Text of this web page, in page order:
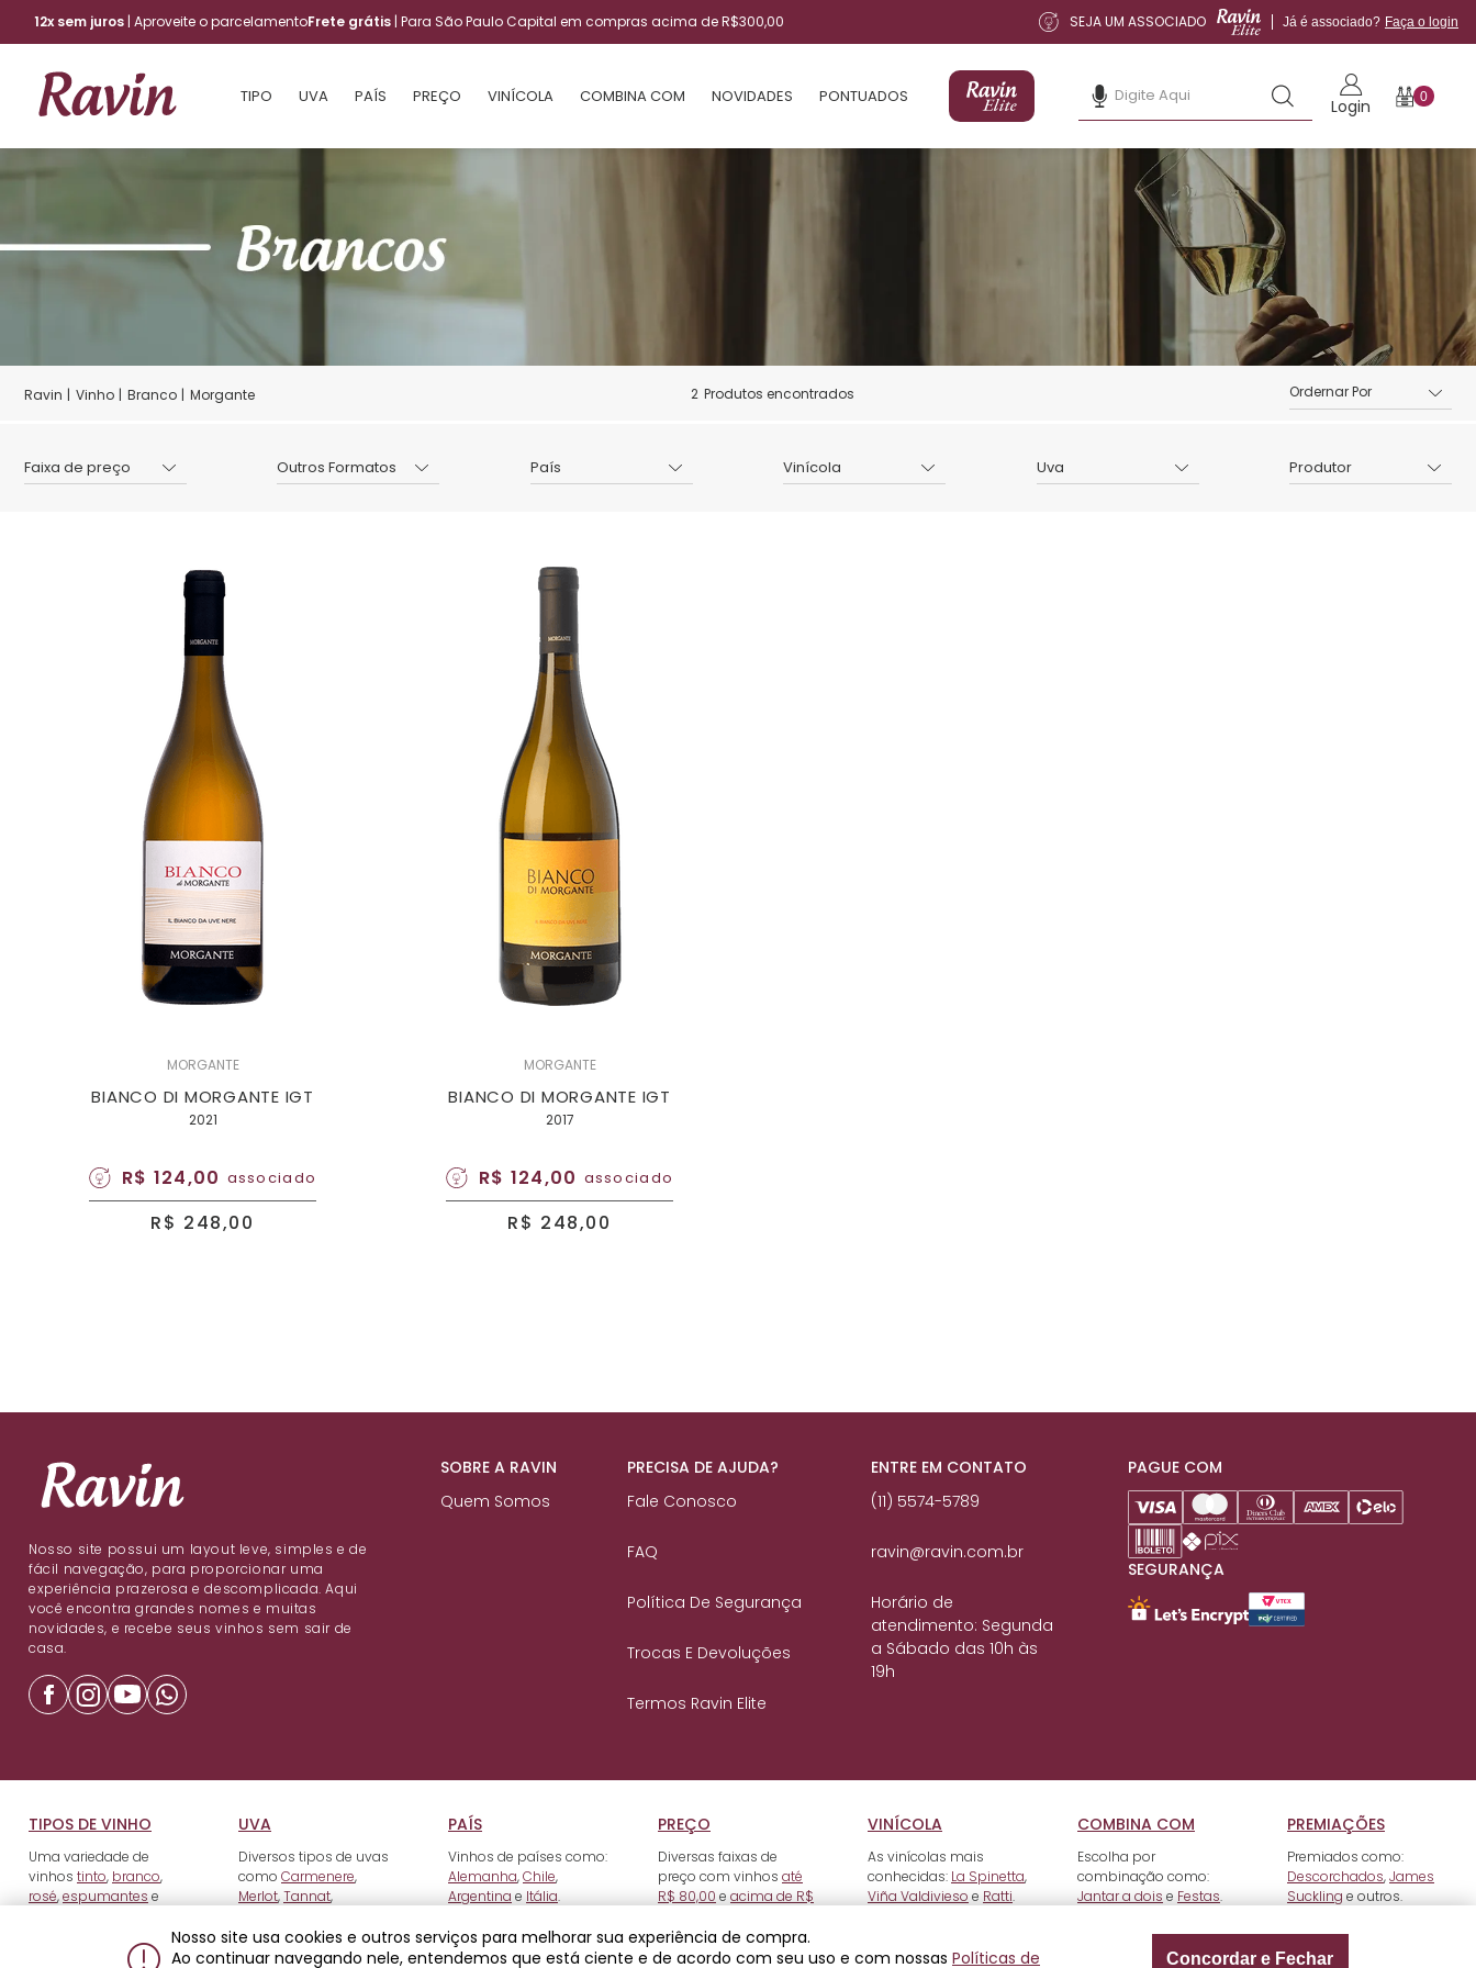
12x sem juros | Aproveite o parcelamentoFrete grátis | Para São Paulo Capital em compras acima de R$300,00 SEJA UM ASSOCIADO Já é associado? Faça o login
TIPO UVA PAÍS PREÇO VINÍCOLA COMBINA COM NOVIDADES PONTUADOS Login 0
Vinho Branco Morgante 2 Produtos encontrados
Faixa de preço Outros Formatos País Vinícola Uva Produtor
MORGANTE
BIANCO DI MORGANTE IGT
2021
R$ 124,00 associado
R$ 248,00
MORGANTE
BIANCO DI MORGANTE IGT
2017
R$ 124,00 associado
R$ 248,00
Nosso site possui um layout leve, simples e de
fácil navegação, para proporcionar uma
experiência prazerosa e descomplicada. Aqui
você encontra grandes nomes e muitas
novidades, e recebe seus vinhos sem sair de
casa.
SOBRE A RAVIN
Quem Somos
PRECISA DE AJUDA?
Fale Conosco
FAQ
Política De Segurança
Trocas E Devoluções
Termos Ravin Elite
ENTRE EM CONTATO
(11) 5574-5789
ravin@ravin.com.br
Horário de
atendimento: Segunda
a Sábado das 10h às
19h
PAGUE COM
SEGURANÇA
TIPOS DE VINHO
Uma variedade de
vinhos tinto, branco,
rosé,espumantes e
UVA
Diversos tipos de uvas
como Carmenere,
Merlot,Tannat,
PAÍS
Vinhos de países como:
Alemanha,Chile,
Argentina e Itália.
PREÇO
Diversas faixas de
preço com vinhos até
R$ 80,00 e acima de R$
VINÍCOLA
As vinícolas mais
conhecidas: La Spinetta,
Viña Valdivieso e Ratti.
COMBINA COM
Escolha por
combinação como:
Jantar a dois e Festas.
PREMIAÇÕES
Premiados como:
Descorchados,James
Suckling e outros.
Nosso site usa cookies e outros serviços para melhorar sua experiência de compra.
Ao continuar navegando nele, entendemos que está ciente e de acordo com seu uso e com nossas Políticas de Concordar e Fechar